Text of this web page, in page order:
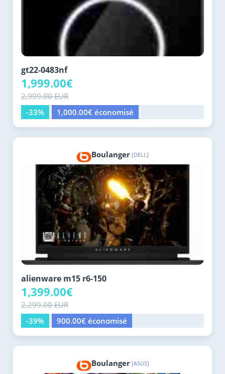
gt22-0483nf
1,999.00€
2,999.00 EUR
-33%
1,000.00€ économisé
Boulanger [DELL]
alienware m15 r6-150
1,399.00€
2,299.00 EUR
-39%
900.00€ économisé
Boulanger [ASUS]